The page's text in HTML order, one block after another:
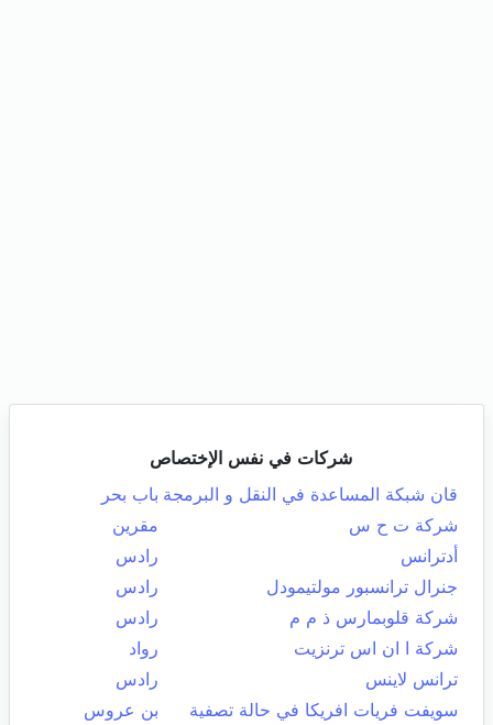
شركات في نفس الإختصاص
قان شبكة المساعدة في النقل و البرمجة باب بحر
شركة ت ح س
مقرين
أدترانس
رادس
جنرال ترانسبور مولتيمودل
رادس
شركة قلوبمارس ذ م م
رادس
شركة ا ان اس ترنزيت
رواد
ترانس لاينس
رادس
سويفت فريات افريكا في حالة تصفية
بن عروس